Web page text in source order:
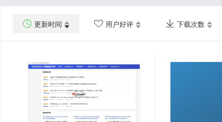
 更新时间  用户好评  下载次数